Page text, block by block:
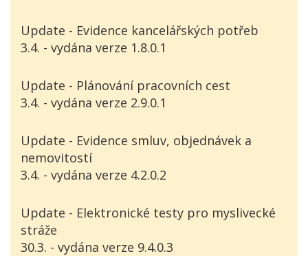
Update - Evidence kancelářských potřeb
3.4. - vydána verze 1.8.0.1
Update - Plánování pracovních cest
3.4. - vydána verze 2.9.0.1
Update - Evidence smluv, objednávek a
nemovitostí
3.4. - vydána verze 4.2.0.2
Update - Elektronické testy pro myslivecké
stráže
30.3. - vydána verze 9.4.0.3